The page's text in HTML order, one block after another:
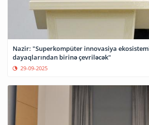
Nazir: "Superkompüter innovasiya
dayaqlarından birinə çevriləcək"
29-09-2025